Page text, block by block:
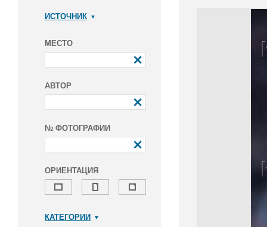
ИСТОЧНИК
МЕСТО
АВТОР
№ ФОТОГРАФИИ
ОРИЕНТАЦИЯ
КАТЕГОРИИ